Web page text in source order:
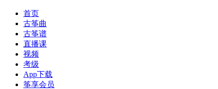
首页
古筝曲
古筝谱
直播课
视频
考级
App下载
筝享会员